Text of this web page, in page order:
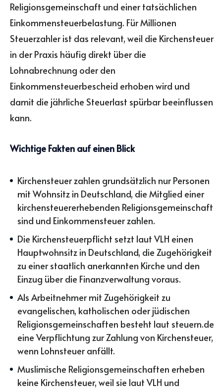
Religionsgemeinschaft und einer tatsächlichen
Einkommensteuerbelastung. Für Millionen
Steuerzahler ist das relevant, weil die Kirchensteuer
in der Praxis häufig direkt über die
Lohnabrechnung oder den
Einkommensteuerbescheid erhoben wird und
damit die jährliche Steuerlast spürbar beeinflussen
kann.
Wichtige Fakten auf einen Blick
Kirchensteuer zahlen grundsätzlich nur Personen
mit Wohnsitz in Deutschland, die Mitglied einer
kirchensteuererhebenden Religionsgemeinschaft
sind und Einkommensteuer zahlen.
Die Kirchensteuerpflicht setzt laut VLH einen
Hauptwohnsitz in Deutschland, die Zugehörigkeit
zu einer staatlich anerkannten Kirche und den
Einzug über die Finanzverwaltung voraus.
Als Arbeitnehmer mit Zugehörigkeit zu
evangelischen, katholischen oder jüdischen
Religionsgemeinschaften besteht laut steuern.de
eine Verpflichtung zur Zahlung von Kirchensteuer,
wenn Lohnsteuer anfällt.
Muslimische Religionsgemeinschaften erheben
keine Kirchensteuer, weil sie laut VLH und